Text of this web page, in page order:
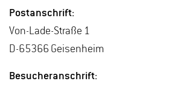
Post­an­schrift:
Von-La­de-Stra­ße 1
D-65366 Gei­sen­heim
Be­su­cher­an­schrift: